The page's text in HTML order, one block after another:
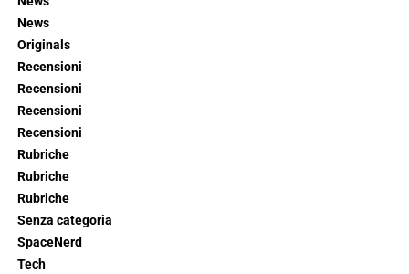
News
Originals
Recensioni
Recensioni
Recensioni
Recensioni
Rubriche
Rubriche
Rubriche
Senza categoria
SpaceNerd
Tech